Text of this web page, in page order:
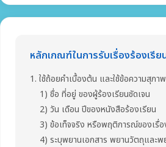
หลักเกณฑ์ในการรับเรื่องร้องเรี
1. ใช้ถ้อยคำเบื้องต้น และใช้ข้อความสุภา
1) ชื่อ ที่อยู่ ของผู้ร้องเรียนชัดเจน
2) วัน เดือน ปีของหนังสือร้องเรียน
3) ข้อเท็จจริง หรือพฤติการณ์ของเรื่อ
4) ระบุพยานเอกสาร พยานวัตถุและพ